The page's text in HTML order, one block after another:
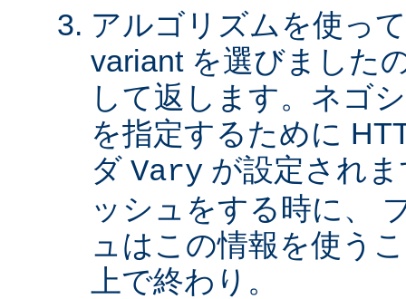
アルゴリズムを使っ
variant を選びました
して返します。ネゴ
を指定するために
ダ Vary が設定され
ッシュをする時に、
ュはこの情報を使う
上で終わり。